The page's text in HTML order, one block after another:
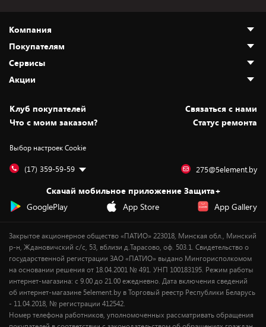
Компания
О нас
Адреса магазинов
Новости
Статьи и обзоры
Вакансии
Дай пять добру!
Покупателям
Как сделать заказ
Оплата и доставка
Безналичный расчёт
Обмен и возврат товара
Обработка персональных данных
Подарочные карты
Сервисы
Установка техники
Для игровых консолей
Для мобильных устройств
Для компьютеров
Сервисные центры
Акции
Скидки и промокоды
Белорусские товары
Бонусы
Оплата частями
Уценка
Клуб покупателей
Cвязаться с нами
Что с моим заказом?
Статус ремонта
Выбор настроек Cookie
(17) 359-59-59 275@5element.by
Скачай мобильное приложение Защита+
GooglePlay
App Store App Gallery
Закрытое акционерное общество «ПАТИО» 223018, Минская обл., Минский
р-н, Ждановичский с/с, 53, вблизи д.Тарасово, оф. 503.1. Свидетельство о
государственной регистрации ЗАО «ПАТИО» выдано Мингорисполкомом
на основании решения от 18.04.2001 № 491. УНП 100183195. Режим работы
интернет-магазина: с 9.00 до 21.00 ежедневно. Дата включения сведений
об интернет-магазине 5element.by в Торговый реестр Республики Беларусь
- 11.04.2018, № регистрации 412542.
Номер телефона работников, уполномоченных рассматривать обращения